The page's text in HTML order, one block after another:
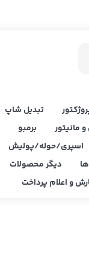
تبدیل شاپ
مانیتور برمبو
اسپری/حوله/پولیش
دیگر محصولات
و اعلام پرداخت